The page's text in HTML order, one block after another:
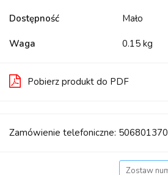
Dostępność Mało
Waga 0.15 kg
Pobierz produkt do PDF
Zamówienie telefoniczne: 506801370